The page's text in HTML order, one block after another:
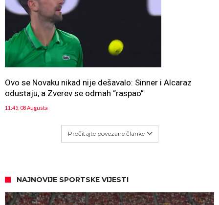
Ovo se Novaku nikad nije dešavalo: Sinner i Alcaraz
odustaju, a Zverev se odmah “raspao”
11:45, 08 Augusta
Pročitajte povezane članke
NAJNOVIJE SPORTSKE VIJESTI